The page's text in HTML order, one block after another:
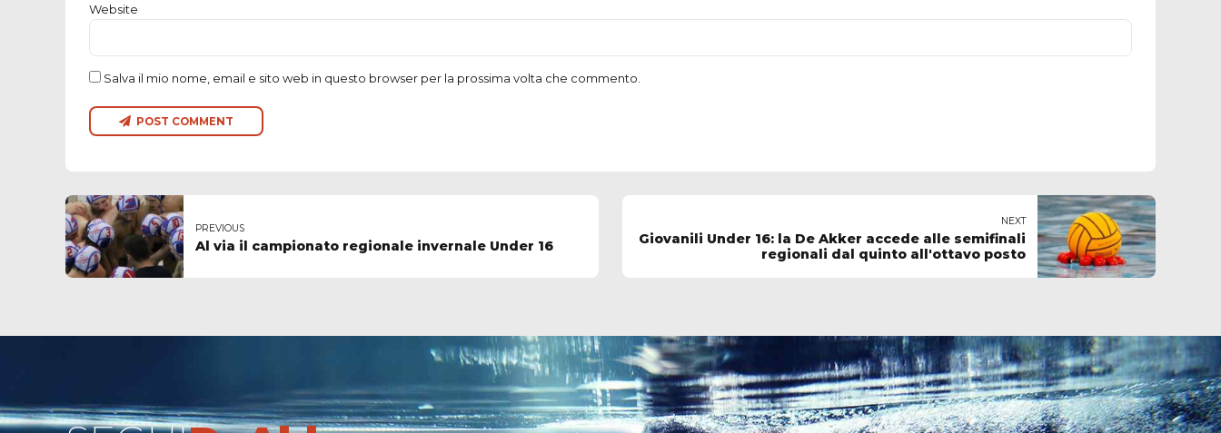
Website
Salva il mio nome, email e sito web in questo browser per la prossima volta che commento.
POST COMMENT
PREVIOUS
Al via il campionato regionale invernale Under 16
NEXT
Giovanili Under 16: la De Akker accede alle semifinali
regionali dal quinto all'ottavo posto